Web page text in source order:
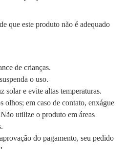
que este produto não é adequado
de crianças.
o uso.
solar e evite altas temperaturas.
olhos; em caso de contato, enxágue
utilize o produto em áreas
do pagamento, seu pedido